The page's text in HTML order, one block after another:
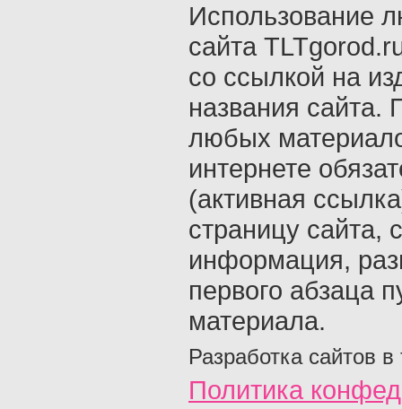
Использование
сайта
со ссылкой на
названия сайта.
любых
интернете
(активная
страницу сайта,
информация,
первого абзаца
материала.
Разработка сайтов в
Политика